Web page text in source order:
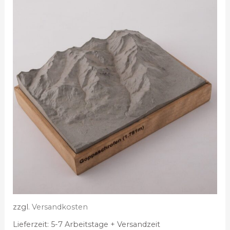
zzgl. Versandkosten
Lieferzeit: 5-7 Arbeitstage + Versandzeit